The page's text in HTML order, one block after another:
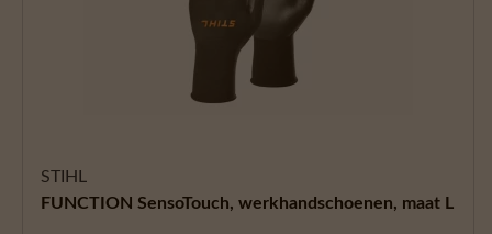
STIHL
FUNCTION SensoTouch, werkhandschoenen, maat L